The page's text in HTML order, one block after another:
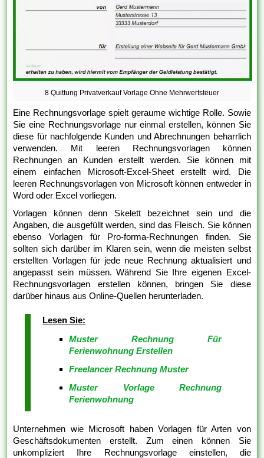
8 Quittung Privatverkauf Vorlage Ohne Mehrwertsteuer
Eine Rechnungsvorlage spielt geraume wichtige Rolle. Sowie
Sie eine Rechnungsvorlage nur einmal erstellen, können Sie
diese für nachfolgende Kunden und Abrechnungen beharrlich
verwenden. Mit leeren Rechnungsvorlagen können
Rechnungen an Kunden erstellt werden. Sie können mit
einem einfachen Microsoft-Excel-Sheet erstellt wird. Die
leeren Rechnungsvorlagen von Microsoft können entweder in
Word oder Excel vorliegen.
Vorlagen können denn Skelett bezeichnet sein und die
Angaben, die ausgefüllt werden, sind das Fleisch. Sie können
ebenso Vorlagen für Pro-forma-Rechnungen finden. Sie
sollten sich darüber im Klaren sein, wenn die meisten selbst
erstellten Vorlagen für jede neue Rechnung aktualisiert und
angepasst sein müssen. Während Sie Ihre eigenen Excel-
Rechnungsvorlagen erstellen können, bringen Sie diese
darüber hinaus aus Online-Quellen herunterladen.
Lesen Sie:
Muster Rechnung Für
Ferienwohnung Erstellen
Freelancer Rechnung Muster
Muster Vorlage Rechnung
Ferienwohnung
Unternehmen wie Microsoft haben Vorlagen für Arten von
Geschäftsdokumenten erstellt. Zum einen können Sie
unkompliziert Ihre Rechnungsvorlage einstellen, die